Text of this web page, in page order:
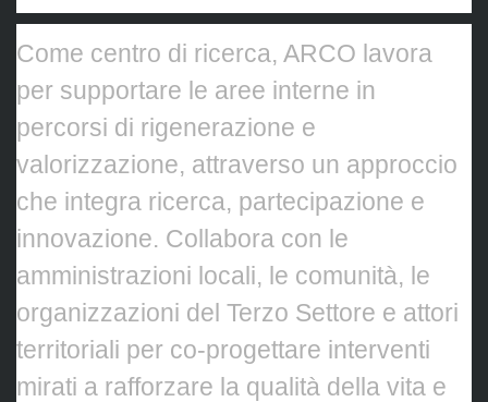
Come centro di ricerca, ARCO lavora
per supportare le aree interne in
percorsi di rigenerazione e
valorizzazione, attraverso un approccio
che integra ricerca, partecipazione e
innovazione. Collabora con le
amministrazioni locali, le comunità, le
organizzazioni del Terzo Settore e attori
territoriali per co-progettare interventi
mirati a rafforzare la qualità della vita e